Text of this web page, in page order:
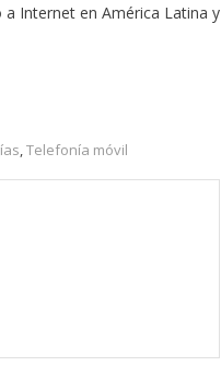
a Internet en América Latina y
,Telefonía móvil